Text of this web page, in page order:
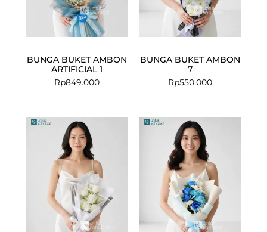
BUNGA BUKET AMBON
ARTIFICIAL 1
Rp849.000
BUNGA BUKET AMBON
7
Rp550.000